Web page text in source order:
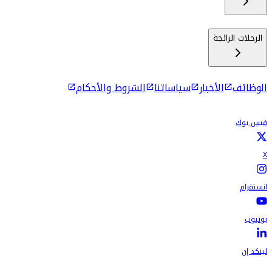
الرحلات الرائجة
الوظائف الأخبار سياساتنا الشروط والأحكام
فيس بوك
X
انستقرام
يوتيوب
لينكد إن